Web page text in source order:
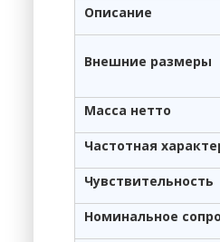
Описание
Внешние размеры
Масса нетто
Частотная
Чувствительность
Номинальное